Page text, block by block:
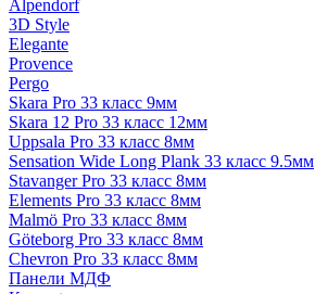
Alpendorf
3D Style
Elegante
Provence
Pergo
Skara Pro 33 класс 9мм
Skara 12 Pro 33 класс 12мм
Uppsala Pro 33 класс 8мм
Sensation Wide Long Plank 33 класс 9.5мм
Stavanger Pro 33 класс 8мм
Elements Pro 33 класс 8мм
Malmö Pro 33 класс 8мм
Göteborg Pro 33 класс 8мм
Chevron Pro 33 класс 8мм
Панели МДФ